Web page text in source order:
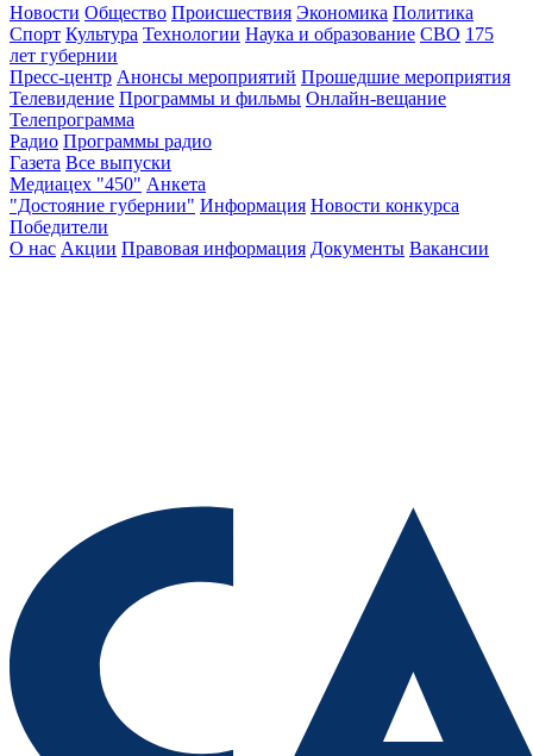
Новости Общество Происшествия Экономика Политика
Спорт Культура Технологии Наука и образование СВО 175
лет губернии
Пресс-центр Анонсы мероприятий Прошедшие мероприятия
Телевидение Программы и фильмы Онлайн-вещание
Телепрограмма
Радио Программы радио
Газета Все выпуски
Медиацех "450" Анкета
"Достояние губернии" Информация Новости конкурса
Победители
О нас Акции Правовая информация Документы Вакансии